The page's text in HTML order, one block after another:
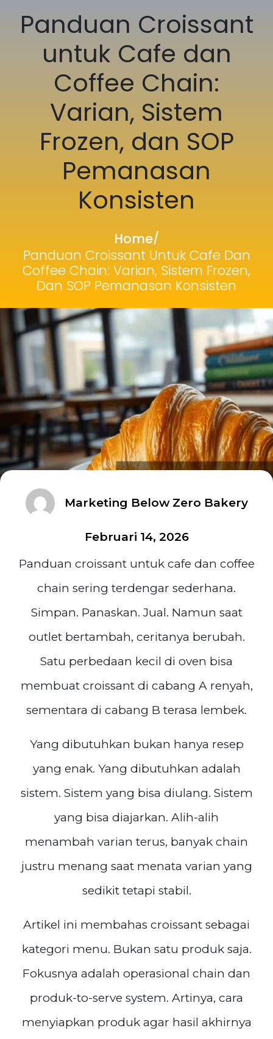
Panduan Croissant
untuk Cafe dan
Coffee Chain:
Varian, Sistem
Frozen, dan SOP
Pemanasan
Konsisten
Home/
Panduan Croissant Untuk Cafe Dan
Coffee Chain: Varian, Sistem Frozen,
Dan SOP Pemanasan Konsisten
Marketing Below Zero Bakery
Februari 14, 2026
Panduan croissant untuk cafe dan coffee
chain sering terdengar sederhana.
Simpan. Panaskan. Jual. Namun saat
outlet bertambah, ceritanya berubah.
Satu perbedaan kecil di oven bisa
membuat croissant di cabang A renyah,
sementara di cabang B terasa lembek.
Yang dibutuhkan bukan hanya resep
yang enak. Yang dibutuhkan adalah
sistem. Sistem yang bisa diulang. Sistem
yang bisa diajarkan. Alih-alih
menambah varian terus, banyak chain
justru menang saat menata varian yang
sedikit tetapi stabil.
Artikel ini membahas croissant sebagai
kategori menu. Bukan satu produk saja.
Fokusnya adalah operasional chain dan
produk-to-serve system. Artinya, cara
menyiapkan produk agar hasil akhirnya